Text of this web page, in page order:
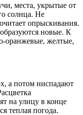
места, укрытые от
солнца. Не
опрыскивания.
новые. К
оранжевые, желтые,
а потом ниспадают
на улицу в конце
теплая погода.